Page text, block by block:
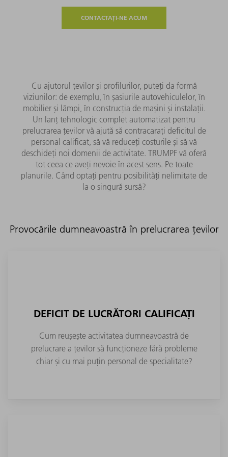
CONTACTAȚI-NE ACUM
Cu ajutorul țevilor și profilurilor, puteți da formă
viziunilor: de exemplu, în șasiurile autovehiculelor, în
mobilier și lămpi, în construcția de mașini și instalații.
Un lanț tehnologic complet automatizat pentru
prelucrarea țevilor vă ajută să contracarați deficitul de
personal calificat, să vă reduceți costurile și să vă
deschideți noi domenii de activitate. TRUMPF vă oferă
tot ceea ce aveți nevoie în acest sens. Pe toate
planurile. Când optați pentru posibilități nelimitate de
la o singură sursă?
Provocările dumneavoastră în prelucrarea țevilor
DEFICIT DE LUCRĂTORI CALIFICAȚI
Cum reușește activitatea dumneavoastră de
prelucrare a țevilor să funcționeze fără probleme
chiar și cu mai puțin personal de specialitate?